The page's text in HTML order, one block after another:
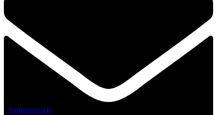
Ανακοινώσεις